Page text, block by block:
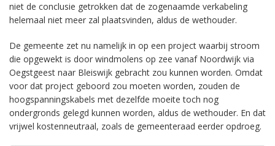
niet de conclusie getrokken dat de zogenaamde verkabeling
helemaal niet meer zal plaatsvinden, aldus de wethouder.
De gemeente zet nu namelijk in op een project waarbij stroom
die opgewekt is door windmolens op zee vanaf Noordwijk via
Oegstgeest naar Bleiswijk gebracht zou kunnen worden. Omdat
voor dat project geboord zou moeten worden, zouden de
hoogspanningskabels met dezelfde moeite toch nog
ondergronds gelegd kunnen worden, aldus de wethouder. En dat
vrijwel kostenneutraal, zoals de gemeenteraad eerder opdroeg.